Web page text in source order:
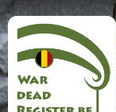
Overslaan
en
naar
de
inhoud
gaan